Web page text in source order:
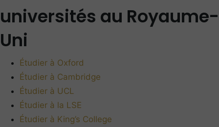
universités au Royaume-
Uni
Étudier à Oxford
Étudier à Cambridge
Étudier à UCL
Étudier à la LSE
Étudier à King’s College